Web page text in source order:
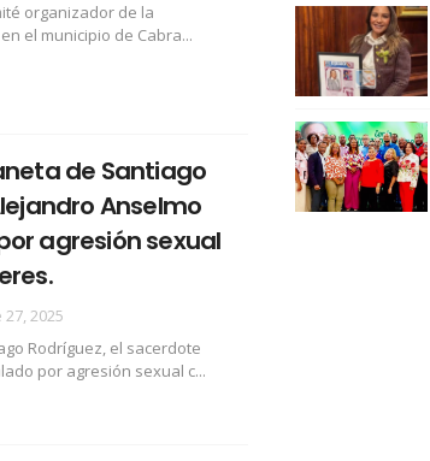
organizador de la
el municipio de Cabra...
de Santiago
Anselmo
agresión sexual
2025
Rodríguez, el sacerdote
por agresión sexual c...